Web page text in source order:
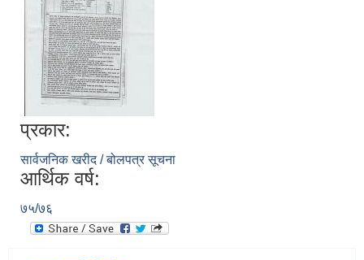
प्रकार:
सार्वजनिक खरीद / बोलपत्र सूचना
आर्थिक वर्ष:
७५/७६